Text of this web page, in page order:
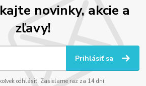
novinky, akcie a
zľavy!
Prihlásiť sa
odhlásiť. Zasielame raz za 14 dní.